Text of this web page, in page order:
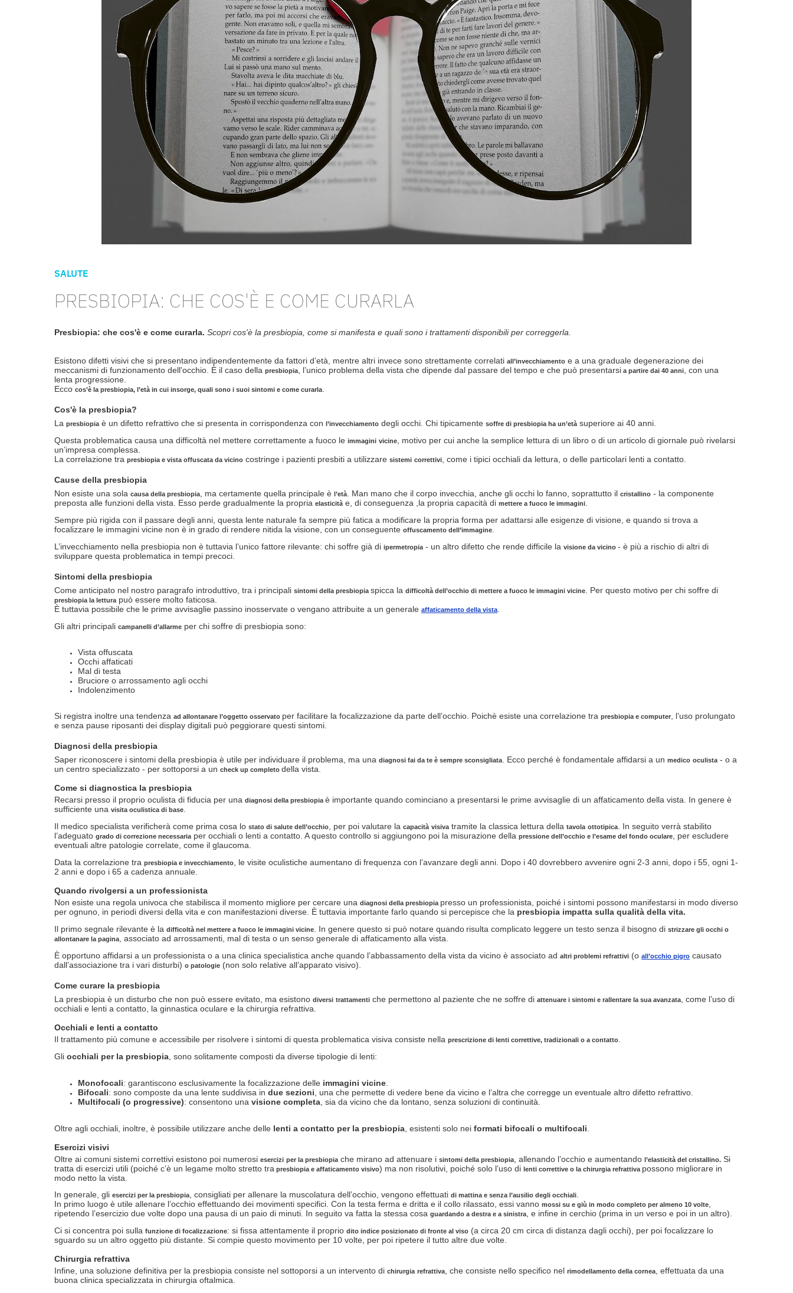
SALUTE
PRESBIOPIA: CHE COS'È E COME CURARLA
Presbiopia: che cos'è e come curarla. Scopri cos'è la presbiopia, come si manifesta e quali sono i trattamenti disponibili per correggerla.
Esistono difetti visivi che si presentano indipendentemente da fattori d’età, mentre altri invece sono strettamente correlati all’invecchiamento e a una graduale degenerazione dei
meccanismi di funzionamento dell'occhio. È il caso della presbiopia , l’unico problema della vista che dipende dal passare del tempo e che può presentarsi a partire dai 40 anni
, con una
lenta progressione.
Ecco cos’è la presbiopia, l’età in cui insorge, quali sono i suoi sintomi e come curarla
Cos'è la presbiopia?
La presbiopia è un difetto refrattivo che si presenta in corrispondenza con l’invecchiamento degli occhi. Chi tipicamente soffre di presbiopia ha un’età superiore ai 40 anni.
Questa problematica causa una difficoltà nel mettere correttamente a fuoco le immagini vicine
, motivo per cui anche la semplice lettura di un libro o di un articolo di giornale può rivelarsi
un’impresa complessa.
La correlazione tra presbiopia e vista offuscata da vicino costringe i pazienti presbiti a utilizzare sistemi correttivi , come i tipici occhiali da lettura, o delle particolari lenti a contatto.
Cause della presbiopia
Non esiste una sola causa della presbiopia , ma certamente quella principale è l’età . Man mano che il corpo invecchia, anche gli occhi lo fanno, soprattutto il cristallino - la componente
preposta alle funzioni della vista. Esso perde gradualmente la propria elasticità e, di conseguenza ,la propria capacità di mettere a fuoco le immagini
Sempre più rigida con il passare degli anni, questa lente naturale fa sempre più fatica a modificare la propria forma per adattarsi alle esigenze di visione, e quando si trova a
focalizzare le immagini vicine non è in grado di rendere nitida la visione, con un conseguente offuscamento dell’immagine
L’invecchiamento nella presbiopia non è tuttavia l’unico fattore rilevante: chi soffre già di ipermetropia - un altro difetto che rende difficile la visione da vicino - è più a rischio di altri di
sviluppare questa problematica in tempi precoci.
Sintomi della presbiopia
Come anticipato nel nostro paragrafo introduttivo, tra i principali sintomi della presbiopia spicca la difficoltà dell’occhio di mettere a fuoco le immagini vicine . Per questo motivo per chi soffre di
presbiopia la lettura può essere molto faticosa.
È tuttavia possibile che le prime avvisaglie passino inosservate o vengano attribuite a un generale affaticamento della vista
Gli altri principali campanelli d’allarme per chi soffre di presbiopia sono:
Vista offuscata
Occhi affaticati
Mal di testa
Bruciore o arrossamento agli occhi
Indolenzimento
Si registra inoltre una tendenza ad allontanare l’oggetto osservato per facilitare la focalizzazione da parte dell’occhio. Poichè esiste una correlazione tra presbiopia e computer
, l’uso prolungato
e senza pause riposanti dei display digitali può peggiorare questi sintomi.
Diagnosi della presbiopia
Saper riconoscere i sintomi della presbiopia è utile per individuare il problema, ma una diagnosi fai da te è sempre sconsigliata . Ecco perché è fondamentale affidarsi a un medico oculista - o a
un centro specializzato - per sottoporsi a un check up completo della vista.
Come si diagnostica la presbiopia
Recarsi presso il proprio oculista di fiducia per una diagnosi della presbiopia è importante quando cominciano a presentarsi le prime avvisaglie di un affaticamento della vista. In genere è
sufficiente una visita oculistica di base
Il medico specialista verificherà come prima cosa lo stato di salute dell’occhio , per poi valutare la capacità visiva tramite la classica lettura della tavola ottotipica
. In seguito verrà stabilito
l’adeguato grado di correzione necessaria per occhiali o lenti a contatto. A questo controllo si aggiungono poi la misurazione della pressione dell’occhio e l’esame del fondo oculare
, per escludere
eventuali altre patologie correlate, come il glaucoma.
Data la correlazione tra presbiopia e invecchiamento
, le visite oculistiche aumentano di frequenza con l’avanzare degli anni. Dopo i 40 dovrebbero avvenire ogni 2-3 anni, dopo i 55, ogni 1-
2 anni e dopo i 65 a cadenza annuale.
Quando rivolgersi a un professionista
Non esiste una regola univoca che stabilisca il momento migliore per cercare una diagnosi della presbiopia presso un professionista, poiché i sintomi possono manifestarsi in modo diverso
per ognuno, in periodi diversi della vita e con manifestazioni diverse. È tuttavia importante farlo quando si percepisce che la presbiopia impatta sulla qualità della vita.
Il primo segnale rilevante è la difficoltà nel mettere a fuoco le immagini vicine . In genere questo si può notare quando risulta complicato leggere un testo senza il bisogno di strizzare gli occhi o
allontanare la pagina
, associato ad arrossamenti, mal di testa o un senso generale di affaticamento alla vista.
È opportuno affidarsi a un professionista o a una clinica specialistica anche quando l’abbassamento della vista da vicino è associato ad altri problemi refrattivi (o all’occhio pigro causato
dall’associazione tra i vari disturbi) o patologie (non solo relative all’apparato visivo).
Come curare la presbiopia
La presbiopia è un disturbo che non può essere evitato, ma esistono diversi trattamenti che permettono al paziente che ne soffre di attenuare i sintomi e rallentare la sua avanzata
, come l’uso di
occhiali e lenti a contatto, la ginnastica oculare e la chirurgia refrattiva.
Occhiali e lenti a contatto
Il trattamento più comune e accessibile per risolvere i sintomi di questa problematica visiva consiste nella prescrizione di lenti correttive, tradizionali o a contatto
Gli occhiali per la presbiopia , sono solitamente composti da diverse tipologie di lenti:
Monofocali: garantiscono esclusivamente la focalizzazione delle immagini vicine
Bifocali: sono composte da una lente suddivisa in due sezioni , una che permette di vedere bene da vicino e l’altra che corregge un eventuale altro difetto refrattivo.
Multifocali (o progressive): consentono una visione completa , sia da vicino che da lontano, senza soluzioni di continuità.
Oltre agli occhiali, inoltre, è possibile utilizzare anche delle lenti a contatto per la presbiopia , esistenti solo nei formati bifocali o multifocali
Esercizi visivi
Oltre ai comuni sistemi correttivi esistono poi numerosi esercizi per la presbiopia che mirano ad attenuare i sintomi della presbiopia , allenando l’occhio e aumentando l’elasticità del cristallino. Si
tratta di esercizi utili (poiché c’è un legame molto stretto tra presbiopia e affaticamento visivo) ma non risolutivi, poiché solo l’uso di lenti correttive o la chirurgia refrattiva possono migliorare in
modo netto la vista.
In generale, gli esercizi per la presbiopia , consigliati per allenare la muscolatura dell’occhio, vengono effettuati di mattina e senza l’ausilio degli occhiali
In primo luogo è utile allenare l’occhio effettuando dei movimenti specifici. Con la testa ferma e dritta e il collo rilassato, essi vanno mossi su e giù in modo completo per almeno 10 volte
ripetendo l’esercizio due volte dopo una pausa di un paio di minuti. In seguito va fatta la stessa cosa guardando a destra e a sinistra
, e infine in cerchio (prima in un verso e poi in un altro).
Ci si concentra poi sulla funzione di focalizzazione: si fissa attentamente il proprio dito indice posizionato di fronte al viso (a circa 20 cm circa di distanza dagli occhi), per poi focalizzare lo
sguardo su un altro oggetto più distante. Si compie questo movimento per 10 volte, per poi ripetere il tutto altre due volte.
Chirurgia refrattiva
Infine, una soluzione definitiva per la presbiopia consiste nel sottoporsi a un intervento di chirurgia refrattiva , che consiste nello specifico nel rimodellamento della cornea
, effettuata da una
buona clinica specializzata in chirurgia oftalmica.